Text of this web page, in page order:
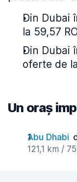
Din Dubai
la 59,57
Din Dubai
oferte de
Un oraș
Abu Dhabi
121,1 km /